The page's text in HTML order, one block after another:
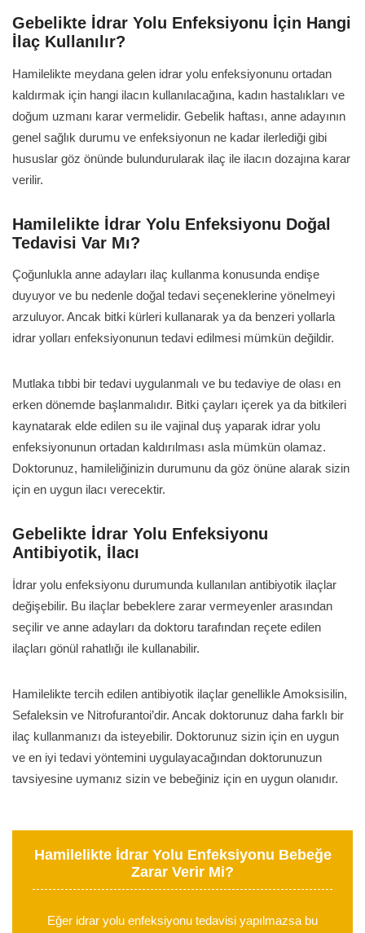
Gebelikte İdrar Yolu Enfeksiyonu İçin Hangi
İlaç Kullanılır?
Hamilelikte meydana gelen idrar yolu enfeksiyonunu ortadan
kaldırmak için hangi ilacın kullanılacağına, kadın hastalıkları ve
doğum uzmanı karar vermelidir. Gebelik haftası, anne adayının
genel sağlık durumu ve enfeksiyonun ne kadar ilerlediği gibi
hususlar göz önünde bulundurularak ilaç ile ilacın dozajına karar
verilir.
Hamilelikte İdrar Yolu Enfeksiyonu Doğal
Tedavisi Var Mı?
Çoğunlukla anne adayları ilaç kullanma konusunda endişe
duyuyor ve bu nedenle doğal tedavi seçeneklerine yönelmeyi
arzuluyor. Ancak bitki kürleri kullanarak ya da benzeri yollarla
idrar yolları enfeksiyonunun tedavi edilmesi mümkün değildir.
Mutlaka tıbbi bir tedavi uygulanmalı ve bu tedaviye de olası en
erken dönemde başlanmalıdır. Bitki çayları içerek ya da bitkileri
kaynatarak elde edilen su ile vajinal duş yaparak idrar yolu
enfeksiyonunun ortadan kaldırılması asla mümkün olamaz.
Doktorunuz, hamileliğinizin durumunu da göz önüne alarak sizin
için en uygun ilacı verecektir.
Gebelikte İdrar Yolu Enfeksiyonu
Antibiyotik, İlacı
İdrar yolu enfeksiyonu durumunda kullanılan antibiyotik ilaçlar
değişebilir. Bu ilaçlar bebeklere zarar vermeyenler arasından
seçilir ve anne adayları da doktoru tarafından reçete edilen
ilaçları gönül rahatlığı ile kullanabilir.
Hamilelikte tercih edilen antibiyotik ilaçlar genellikle Amoksisilin,
Sefaleksin ve Nitrofurantoi’dir. Ancak doktorunuz daha farklı bir
ilaç kullanmanızı da isteyebilir. Doktorunuz sizin için en uygun
ve en iyi tedavi yöntemini uygulayacağından doktorunuzun
tavsiyesine uymanız sizin ve bebeğiniz için en uygun olanıdır.
Hamilelikte İdrar Yolu Enfeksiyonu Bebeğe
Zarar Verir Mi?
Eğer idrar yolu enfeksiyonu tedavisi yapılmazsa bu